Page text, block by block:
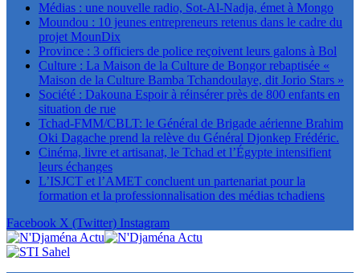
Médias : une nouvelle radio, Sot-Al-Nadja, émet à Mongo
Moundou : 10 jeunes entrepreneurs retenus dans le cadre du
projet MounDix
Province : 3 officiers de police reçoivent leurs galons à Bol
Culture : La Maison de la Culture de Bongor rebaptisée «
Maison de la Culture Bamba Tchandoulaye, dit Jorio Stars »
Société : Dakouna Espoir à réinsérer près de 800 enfants en
situation de rue
Tchad-FMM/CBLT: le Général de Brigade aérienne Brahim
Oki Dagache prend la relève du Général Djonkep Frédéric.
Cinéma, livre et artisanat, le Tchad et l’Égypte intensifient
leurs échanges
L’ISJCT et l’AMET concluent un partenariat pour la
formation et la professionnalisation des médias tchadiens
Facebook X (Twitter) Instagram